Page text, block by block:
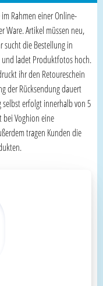
Rahmen einer Online-
Ware. Artikel müssen neu,
sucht die Bestellung in
ladet Produktfotos hoch.
ihr den Retoureschein
der Rücksendung dauert
selbst erfolgt innerhalb von 5
bei Voghion eine
tragen Kunden die